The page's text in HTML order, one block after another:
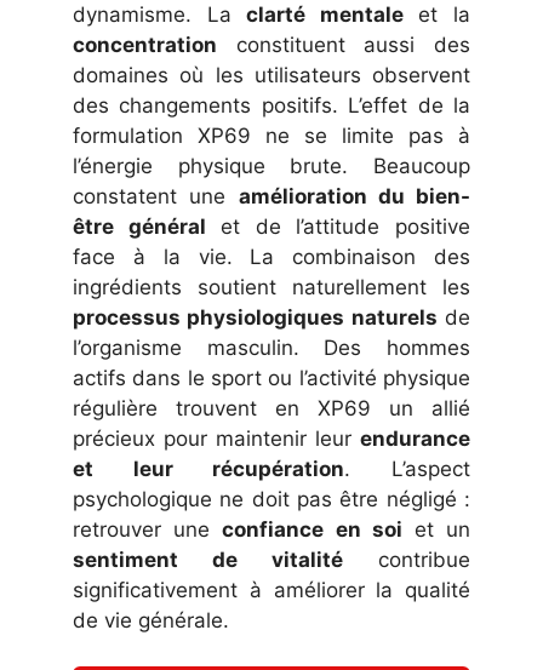
dynamisme. Laclarté mentaleet la
concentration constituent aussi des
domaines où les utilisateurs observent
des changements positifs. L’effet de la
formulation XP69 ne se limite pas à
l’énergie physique brute. Beaucoup
constatent une amélioration du bien-
être général et de l’attitude positive
face à la vie. La combinaison des
ingrédients soutient naturellement les
processus physiologiques naturels de
l’organisme masculin. Des hommes
actifs dans le sport ou l’activité physique
régulière trouvent en XP69 un allié
précieux pour maintenir leur endurance
et leur récupération. L’aspect
psychologique ne doit pas être négligé :
retrouver uneconfiance en soi et un
sentiment de vitalité contribue
significativement à améliorer la qualité
de vie générale.